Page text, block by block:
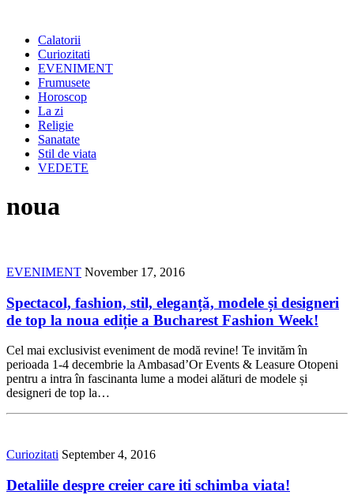
Calatorii
Curiozitati
EVENIMENT
Frumusete
Horoscop
La zi
Religie
Sanatate
Stil de viata
VEDETE
noua
EVENIMENT November 17, 2016
Spectacol, fashion, stil, eleganță, modele și designeri
de top la noua ediție a Bucharest Fashion Week!
Cel mai exclusivist eveniment de modă revine! Te invităm în
perioada 1-4 decembrie la Ambasad’Or Events & Leasure Otopeni
pentru a intra în fascinanta lume a modei alături de modele și
designeri de top la…
Curiozitati September 4, 2016
Detaliile despre creier care iti schimba viata!